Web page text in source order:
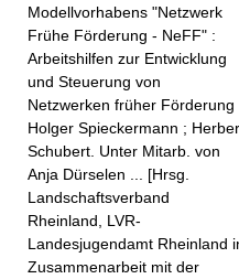
Modellvorhabens "Netzwerk
Frühe Förderung - NeFF" :
Arbeitshilfen zur Entwicklung
und Steuerung von
Netzwerken früher Förderung
Holger Spieckermann ;
Schubert. Unter Mitarb. von
Anja Dürselen ... [Hrsg.
Landschaftsverband
Rheinland, LVR-
Landesjugendamt Rheinland
Zusammenarbeit mit der